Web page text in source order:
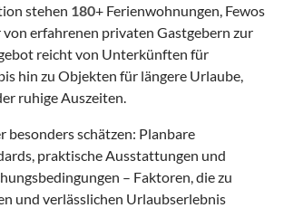
stehen 180+ Ferienwohnungen, Fewos
von erfahrenen privaten Gastgebern zur
reicht von Unterkünften für
hin zu Objekten für längere Urlaube,
ruhige Auszeiten.
besonders schätzen: Planbare
praktische Ausstattungen und
– Faktoren, die zu
und verlässlichen Urlaubserlebnis